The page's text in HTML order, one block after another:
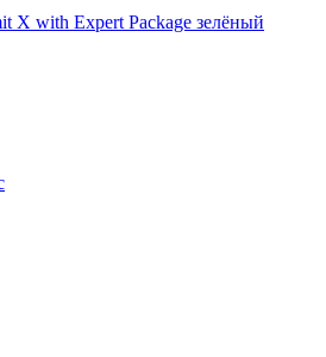
X with Expert Package зелёный